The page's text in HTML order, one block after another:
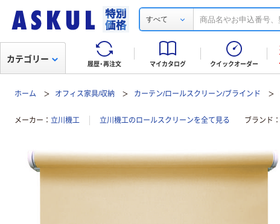
すべて
履歴・再注文 マイカタログ クイックオーダー
カテゴリー
ホーム オフィス家具/収納 カーテン/ロールスクリーン/ブラインド
メーカー 立川機工 立川機工のロールスクリーンを全て見る ブランド